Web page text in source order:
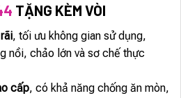
TẶNG KÈM VÒI
, tối ưu không gian sử dụng,
nồi, chảo lớn và sơ chế thực
cấp, có khả năng chống ăn mòn,